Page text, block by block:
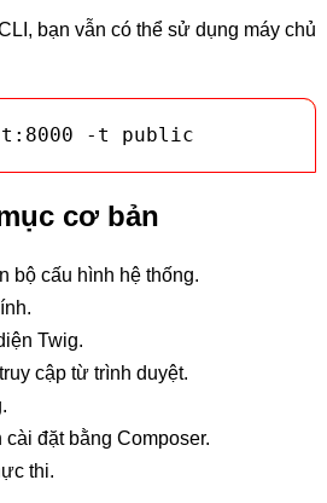
bạn vẫn có thể sử dụng máy chủ
-t public
cơ bản
bộ cấu hình hệ thống.
Twig.
cập từ trình duyệt.
đặt bằng Composer.
thi.